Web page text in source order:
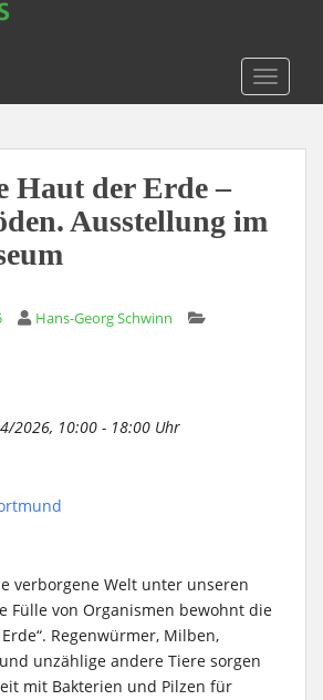
Haut der Erde –
Ausstellung im
Hans-Georg Schwinn
2026, 10:00 - 18:00 Uhr
verborgene Welt unter unseren
Fülle von Organismen bewohnt die
Regenwürmer, Milben,
unzählige andere Tiere sorgen
mit Bakterien und Pilzen für